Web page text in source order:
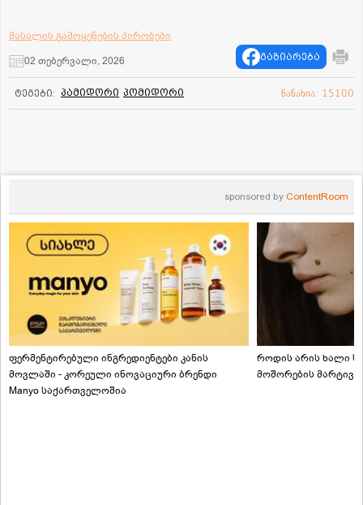
მასალის გამოყენების პირობები
02 თებერვალი, 2026
გაზიარება
ტეგები: პამიდორი პომიდორი ნანახია: 15100
sponsored by ContentRoom
ფერმენტირებული ინგრედიენტები კანის
მოვლაში - კორეული ინოვაციური ბრენდი
Manyo საქართველოშია
როდის არის ხალი
მოშორების